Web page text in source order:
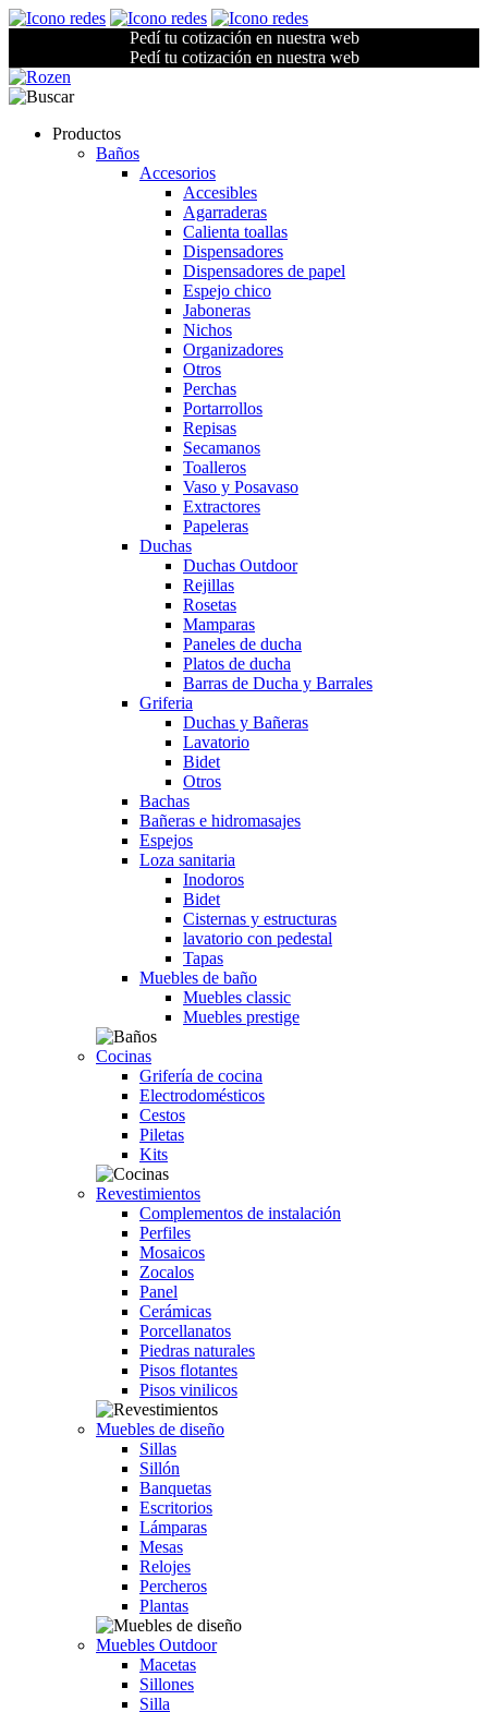
Pedí tu cotización en nuestra web
Pedí tu cotización en nuestra web
Productos
Baños
Accesorios
Accesibles
Agarraderas
Calienta toallas
Dispensadores
Dispensadores de papel
Espejo chico
Jaboneras
Nichos
Organizadores
Otros
Perchas
Portarrollos
Repisas
Secamanos
Toalleros
Vaso y Posavaso
Extractores
Papeleras
Duchas
Duchas Outdoor
Rejillas
Rosetas
Mamparas
Paneles de ducha
Platos de ducha
Barras de Ducha y Barrales
Griferia
Duchas y Bañeras
Lavatorio
Bidet
Otros
Bachas
Bañeras e hidromasajes
Espejos
Loza sanitaria
Inodoros
Bidet
Cisternas y estructuras
lavatorio con pedestal
Tapas
Muebles de baño
Muebles classic
Muebles prestige
Cocinas
Grifería de cocina
Electrodomésticos
Cestos
Piletas
Kits
Revestimientos
Complementos de instalación
Perfiles
Mosaicos
Zocalos
Panel
Cerámicas
Porcellanatos
Piedras naturales
Pisos flotantes
Pisos vinilicos
Muebles de diseño
Sillas
Sillón
Banquetas
Escritorios
Lámparas
Mesas
Relojes
Percheros
Plantas
Muebles Outdoor
Macetas
Sillones
Silla